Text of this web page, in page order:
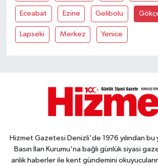
Eceabat Ezine Gelibolu
Lapseki Merkez Yenice
Hizmet Gazetesi Denizli'de 1976 yılından
Basın İlan Kurumu'na bağlı günlük siyasi
anlık haberler ile kent gündemini